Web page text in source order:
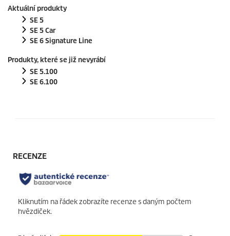
Aktuální produkty
SE 5
SE 5 Car
SE 6 Signature Line
Produkty, které se již nevyrábí
SE 5.100
SE 6.100